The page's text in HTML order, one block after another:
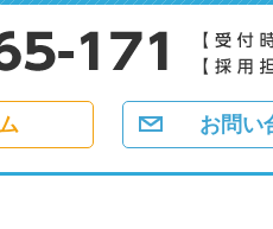
お問い